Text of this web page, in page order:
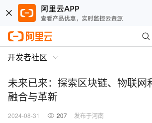
开发者社区
未来已来：探索区块链、物联网
融合与革新
2024-08-31 207 发布于河南